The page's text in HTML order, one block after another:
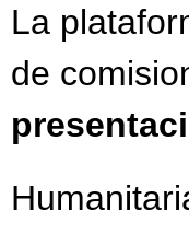
La
de